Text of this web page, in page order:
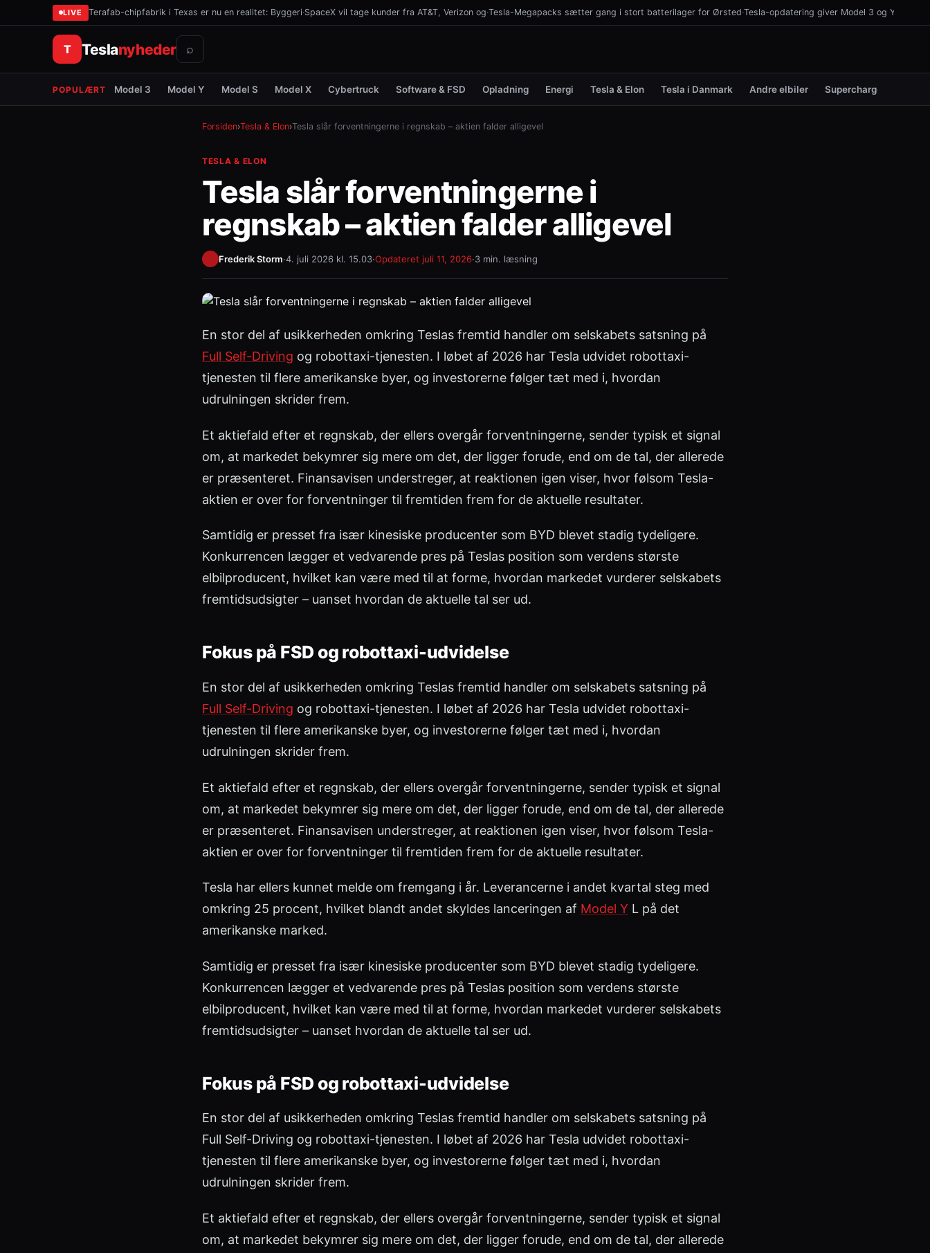
LIVE Terafab-chipfabrik i Texas er nu en realitet: Byggeri·SpaceX vil tage kunder fra AT&T, Verizon og·Tesla-Megapacks sætter gang i stort batterilager for Ørsted·Tesla-opdatering giver Model 3 og Y hjælp
T Teslanyheder ⌕
POPULÆRT Model 3 Model Y Model S Model X Cybertruck Software & FSD Opladning Energi Tesla & Elon Tesla i Danmark Andre elbiler Supercharger
Forsiden›Tesla & Elon›Tesla slår forventningerne i regnskab – aktien falder alligevel
TESLA & ELON
Tesla slår forventningerne i
regnskab – aktien falder alligevel
Frederik Storm·4. juli 2026 kl. 15.03·Opdateret juli 11, 2026·3 min. læsning
En stor del af usikkerheden omkring Teslas fremtid handler om selskabets satsning på
Full Self-Driving og robottaxi-tjenesten. I løbet af 2026 har Tesla udvidet robottaxi-
tjenesten til flere amerikanske byer, og investorerne følger tæt med i, hvordan
udrulningen skrider frem.
Et aktiefald efter et regnskab, der ellers overgår forventningerne, sender typisk et signal
om, at markedet bekymrer sig mere om det, der ligger forude, end om de tal, der allerede
er præsenteret. Finansavisen understreger, at reaktionen igen viser, hvor følsom Tesla-
aktien er over for forventninger til fremtiden frem for de aktuelle resultater.
Samtidig er presset fra især kinesiske producenter som BYD blevet stadig tydeligere.
Konkurrencen lægger et vedvarende pres på Teslas position som verdens største
elbilproducent, hvilket kan være med til at forme, hvordan markedet vurderer selskabets
fremtidsudsigter – uanset hvordan de aktuelle tal ser ud.
Fokus på FSD og robottaxi-udvidelse
En stor del af usikkerheden omkring Teslas fremtid handler om selskabets satsning på
Full Self-Driving og robottaxi-tjenesten. I løbet af 2026 har Tesla udvidet robottaxi-
tjenesten til flere amerikanske byer, og investorerne følger tæt med i, hvordan
udrulningen skrider frem.
Et aktiefald efter et regnskab, der ellers overgår forventningerne, sender typisk et signal
om, at markedet bekymrer sig mere om det, der ligger forude, end om de tal, der allerede
er præsenteret. Finansavisen understreger, at reaktionen igen viser, hvor følsom Tesla-
aktien er over for forventninger til fremtiden frem for de aktuelle resultater.
Tesla har ellers kunnet melde om fremgang i år. Leverancerne i andet kvartal steg med
omkring 25 procent, hvilket blandt andet skyldes lanceringen af Model Y L på det
amerikanske marked.
Samtidig er presset fra især kinesiske producenter som BYD blevet stadig tydeligere.
Konkurrencen lægger et vedvarende pres på Teslas position som verdens største
elbilproducent, hvilket kan være med til at forme, hvordan markedet vurderer selskabets
fremtidsudsigter – uanset hvordan de aktuelle tal ser ud.
Fokus på FSD og robottaxi-udvidelse
En stor del af usikkerheden omkring Teslas fremtid handler om selskabets satsning på
Full Self-Driving og robottaxi-tjenesten. I løbet af 2026 har Tesla udvidet robottaxi-
tjenesten til flere amerikanske byer, og investorerne følger tæt med i, hvordan
udrulningen skrider frem.
Et aktiefald efter et regnskab, der ellers overgår forventningerne, sender typisk et signal
om, at markedet bekymrer sig mere om det, der ligger forude, end om de tal, der allerede